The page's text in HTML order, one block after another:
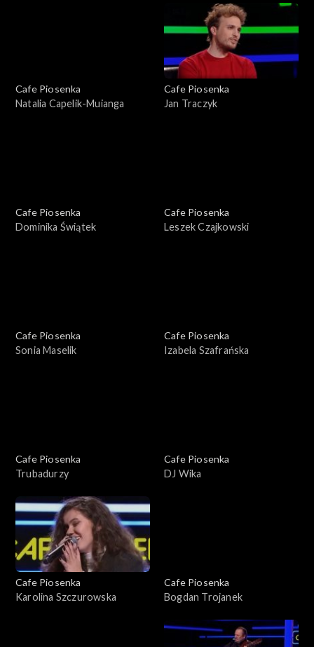
Cafe Piosenka
Natalia Capelik-Muianga
Cafe Piosenka
Jan Traczyk
Cafe Piosenka
Dominika Świątek
Cafe Piosenka
Leszek Czajkowski
Cafe Piosenka
Sonia Maselik
Cafe Piosenka
Izabela Szafrańska
Cafe Piosenka
Trubadurzy
Cafe Piosenka
DJ Wika
Cafe Piosenka
Karolina Szczurowska
Cafe Piosenka
Bogdan Trojanek